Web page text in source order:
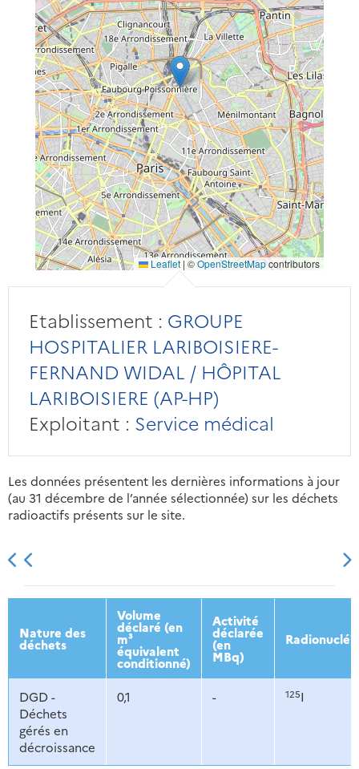
Leaflet | ©OpenStreetMapcontributors
Etablissement : GROUPE
HOSPITALIER LARIBOISIERE-
FERNAND WIDAL / HÔPITAL
LARIBOISIERE (AP-HP)
Exploitant : Service médical
Les données présentent les dernières informations à jour
(au 31 décembre de l’année sélectionnée) sur les déchets
radioactifs présents sur le site.
2013 2014 2015 2016
Nature des
déchets
Volume
déclaré (en
m³
équivalent
conditionné)
Activité
déclarée
(en
MBq)
DGD -
Déchets
gérés en
décroissance
0,1 - 125I